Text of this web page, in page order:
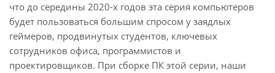
что до середины 2020-х годов эта серия компьютеров
будет пользоваться большим спросом у заядлых
геймеров, продвинутых студентов, ключевых
сотрудников офиса, программистов и
проектировщиков. При сборке ПК этой серии, наши